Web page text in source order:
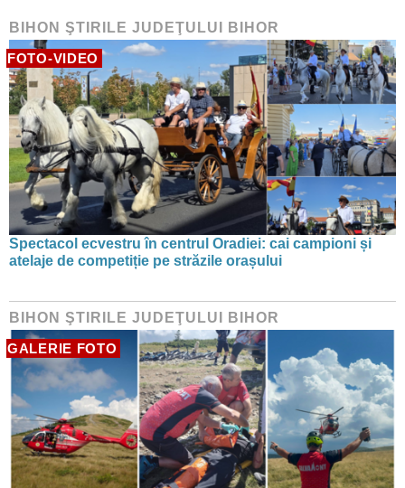
BIHON ŞTIRILE JUDEŢULUI BIHOR
FOTO-VIDEO
Spectacol ecvestru în centrul Oradiei: cai campioni și
atelaje de competiție pe străzile orașului
BIHON ŞTIRILE JUDEŢULUI BIHOR
GALERIE FOTO